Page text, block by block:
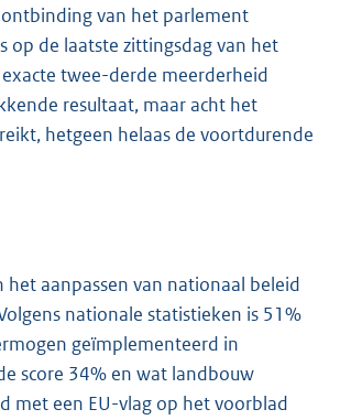
van het parlement
op de laatste zittingsdag van het
twee-derde meerderheid
resultaat, maar acht het
hetgeen helaas de voortdurende
aanpassen van nationaal beleid
nationale statistieken is 51%
geïmplementeerd in
score 34% en wat landbouw
met een EU-vlag op het voorblad